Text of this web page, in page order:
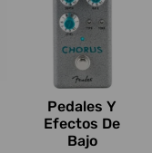
Pedales Y
Efectos De
Bajo